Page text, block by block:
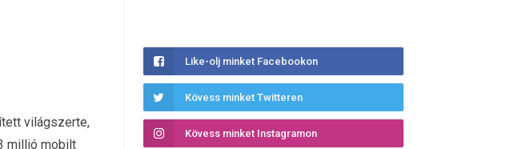
világszerte,
millió mobilt
Like-olj minket Facebookon
Kövess minket Twitteren
Kövess minket Instagramon